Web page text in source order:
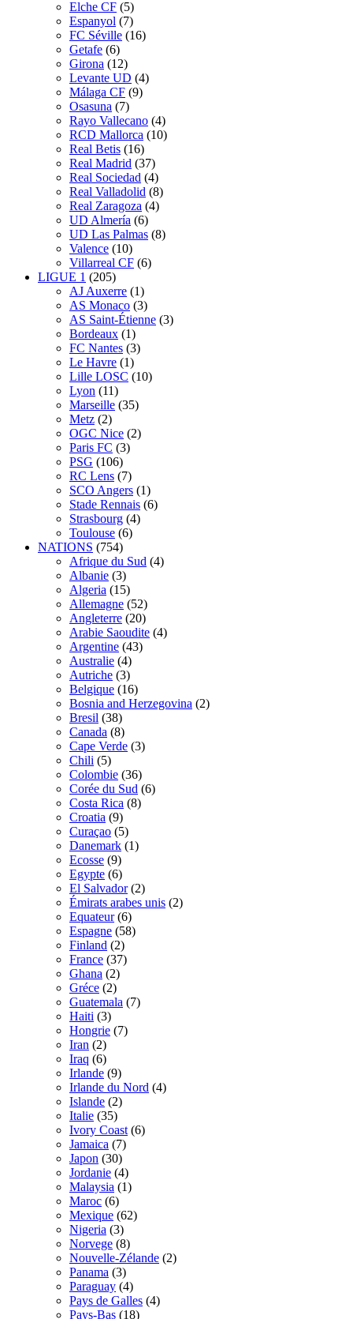
Elche CF (5)
Espanyol (7)
FC Séville (16)
Getafe (6)
Girona (12)
Levante UD (4)
Málaga CF (9)
Osasuna (7)
Rayo Vallecano (4)
RCD Mallorca (10)
Real Betis (16)
Real Madrid (37)
Real Sociedad (4)
Real Valladolid (8)
Real Zaragoza (4)
UD Almería (6)
UD Las Palmas (8)
Valence (10)
Villarreal CF (6)
LIGUE 1 (205)
AJ Auxerre (1)
AS Monaco (3)
AS Saint-Étienne (3)
Bordeaux (1)
FC Nantes (3)
Le Havre (1)
Lille LOSC (10)
Lyon (11)
Marseille (35)
Metz (2)
OGC Nice (2)
Paris FC (3)
PSG (106)
RC Lens (7)
SCO Angers (1)
Stade Rennais (6)
Strasbourg (4)
Toulouse (6)
NATIONS (754)
Afrique du Sud (4)
Albanie (3)
Algeria (15)
Allemagne (52)
Angleterre (20)
Arabie Saoudite (4)
Argentine (43)
Australie (4)
Autriche (3)
Belgique (16)
Bosnia and Herzegovina (2)
Bresil (38)
Canada (8)
Cape Verde (3)
Chili (5)
Colombie (36)
Corée du Sud (6)
Costa Rica (8)
Croatia (9)
Curaçao (5)
Danemark (1)
Ecosse (9)
Egypte (6)
El Salvador (2)
Émirats arabes unis (2)
Equateur (6)
Espagne (58)
Finland (2)
France (37)
Ghana (2)
Gréce (2)
Guatemala (7)
Haiti (3)
Hongrie (7)
Iran (2)
Iraq (6)
Irlande (9)
Irlande du Nord (4)
Islande (2)
Italie (35)
Ivory Coast (6)
Jamaica (7)
Japon (30)
Jordanie (4)
Malaysia (1)
Maroc (6)
Mexique (62)
Nigeria (3)
Norvege (8)
Nouvelle-Zélande (2)
Panama (3)
Paraguay (4)
Pays de Galles (4)
Pays-Bas (18)